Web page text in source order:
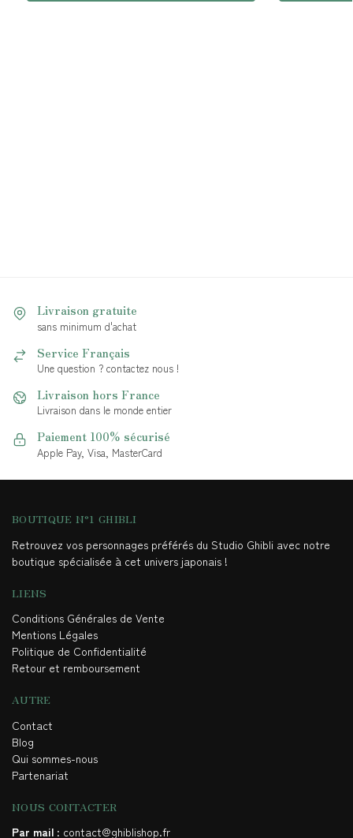
Livraison gratuite
sans minimum d'achat
Service Français
Une question ? contactez nous !
Livraison hors France
Livraison dans le monde entier
Paiement 100% sécurisé
Apple Pay, Visa, MasterCard
BOUTIQUE N°1 GHIBLI
Retrouvez vos personnages préférés du Studio Ghibli avec notre
boutique spécialisée à cet univers japonais !
LIENS
Conditions Générales de Vente
Mentions Légales
Politique de Confidentialité
Retour et remboursement
AUTRE
Contact
Blog
Qui sommes-nous
Partenariat
NOUS CONTACTER
Par mail : contact@ghiblishop.fr